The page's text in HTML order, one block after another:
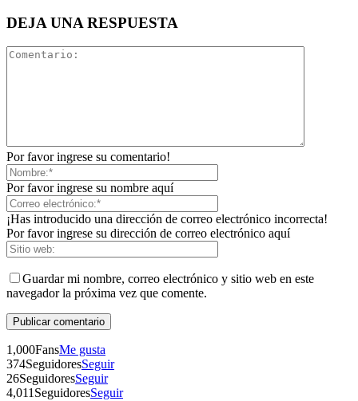
DEJA UNA RESPUESTA
Por favor ingrese su comentario!
Por favor ingrese su nombre aquí
¡Has introducido una dirección de correo electrónico incorrecta!
Por favor ingrese su dirección de correo electrónico aquí
Guardar mi nombre, correo electrónico y sitio web en este
navegador la próxima vez que comente.
1,000FansMe gusta
374SeguidoresSeguir
26SeguidoresSeguir
4,011 SeguidoresSeguir